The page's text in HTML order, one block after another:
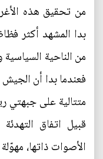
من تحقيق هذه
بدا المشهد أكثر
من الناحية
فعندما بدا أن
متتالية على جبهتي
قبيل اتفاق
الأصوات ذاتها،